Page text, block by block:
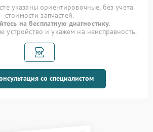
990 рублей
1225 рублей
1690 рублей
указаны ориентировочные, без учета
стоимости запчастей.
на бесплатную диагностику.
и укажем на неисправность.
со специалистом